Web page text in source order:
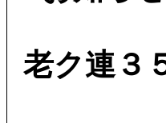
老ク連３